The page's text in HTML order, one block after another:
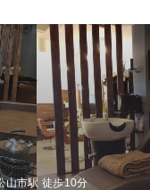
山市駅 徒歩10分